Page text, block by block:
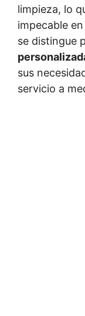
limpieza, lo
impecable
se distingue
sus
servicio a